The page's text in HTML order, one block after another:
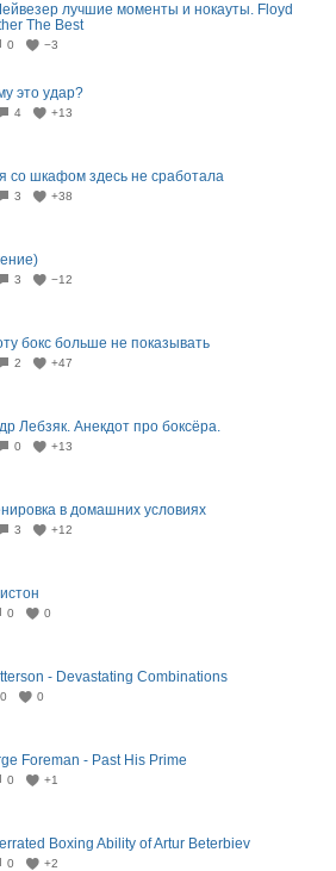
лучшие моменты и нокауты. Floyd
The Best
0 −3
это удар?
4 +13
со шкафом здесь не сработала
3 +38
3 −12
бокс больше не показывать
2 +47
Лебзяк. Анекдот про боксёра.
0 +13
в домашних условиях
3 +12
0 0
- Devastating Combinations
0 0
Foreman - Past His Prime
0 +1
Boxing Ability of Artur Beterbiev
0 +2